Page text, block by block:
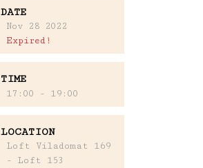
DATE
Nov 28 2022
Expired!
TIME
17:00 - 19:00
LOCATION
Loft Viladomat 169
- Loft 153